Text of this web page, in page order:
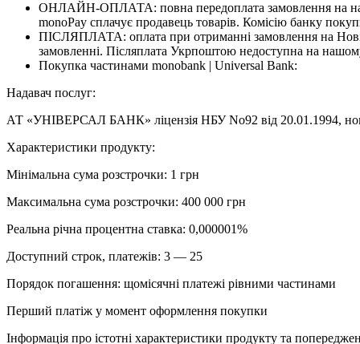
ОНЛАЙН-ОПЛАТА: повна передоплата замовлення на
monoPay сплачує продавець товарів. Комісію банку
ПІСЛЯПЛАТА: оплата при отриманні замовлення на
замовленні. Післяплата Укрпоштою недоступна на
Покупка частинами monobank | Universal Bank:
Надавач послуг:
АТ «УНІВЕРСАЛ БАНК» ліцензія НБУ No92 від 20.01.1994,
Характеристики продукту:
Мінімальна сума розстрочки: 1 грн
Максимальна сума розстрочки: 400 000 грн
Реальна річна процентна ставка: 0,000001%
Доступний строк, платежів: 3 — 25
Порядок погашення: щомісячні платежі рівними частинами
Перший платіж у момент оформлення покупки
Інформація про істотні характеристики продукту та